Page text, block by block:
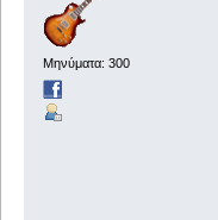
Μηνύματα: 300